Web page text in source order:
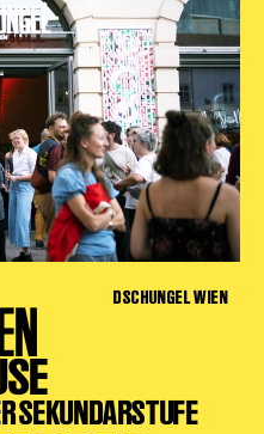
DSCHUNGEL WIEN
SEKUNDARSTUFE